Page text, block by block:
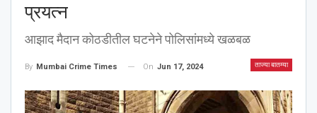
प्रयत्न
आझाद मैदान कोठडीतील घटनेने पोलिसांमध्ये खळबळ
ताज्या बातम्या
By Mumbai Crime Times On Jun 17, 2024